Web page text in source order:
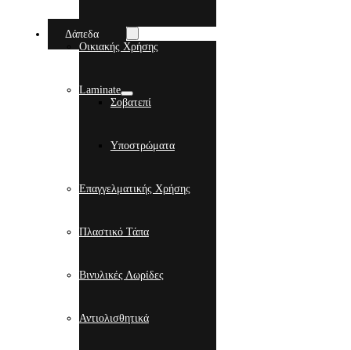
Δάπεδα
Οικιακής Χρήσης
Laminate
Σοβατεπί
Υποστρώματα
Επαγγελματικής Χρήσης
Πλαστικό Τάπα
Βινυλικές Λωρίδες
Αντιολισθητικά